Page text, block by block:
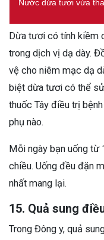
Nước dừa tươi vừa
Dừa tươi có tính kiềm
trong dịch vị dạ dày.
vệ cho niêm mạc dạ
biệt dừa tươi có thể
thuốc Tây điều trị
phụ nào.
Mỗi ngày bạn uống từ
chiều. Uống đều đặn
nhất mang lại.
15. Quả sung
Trong Đông y, quả